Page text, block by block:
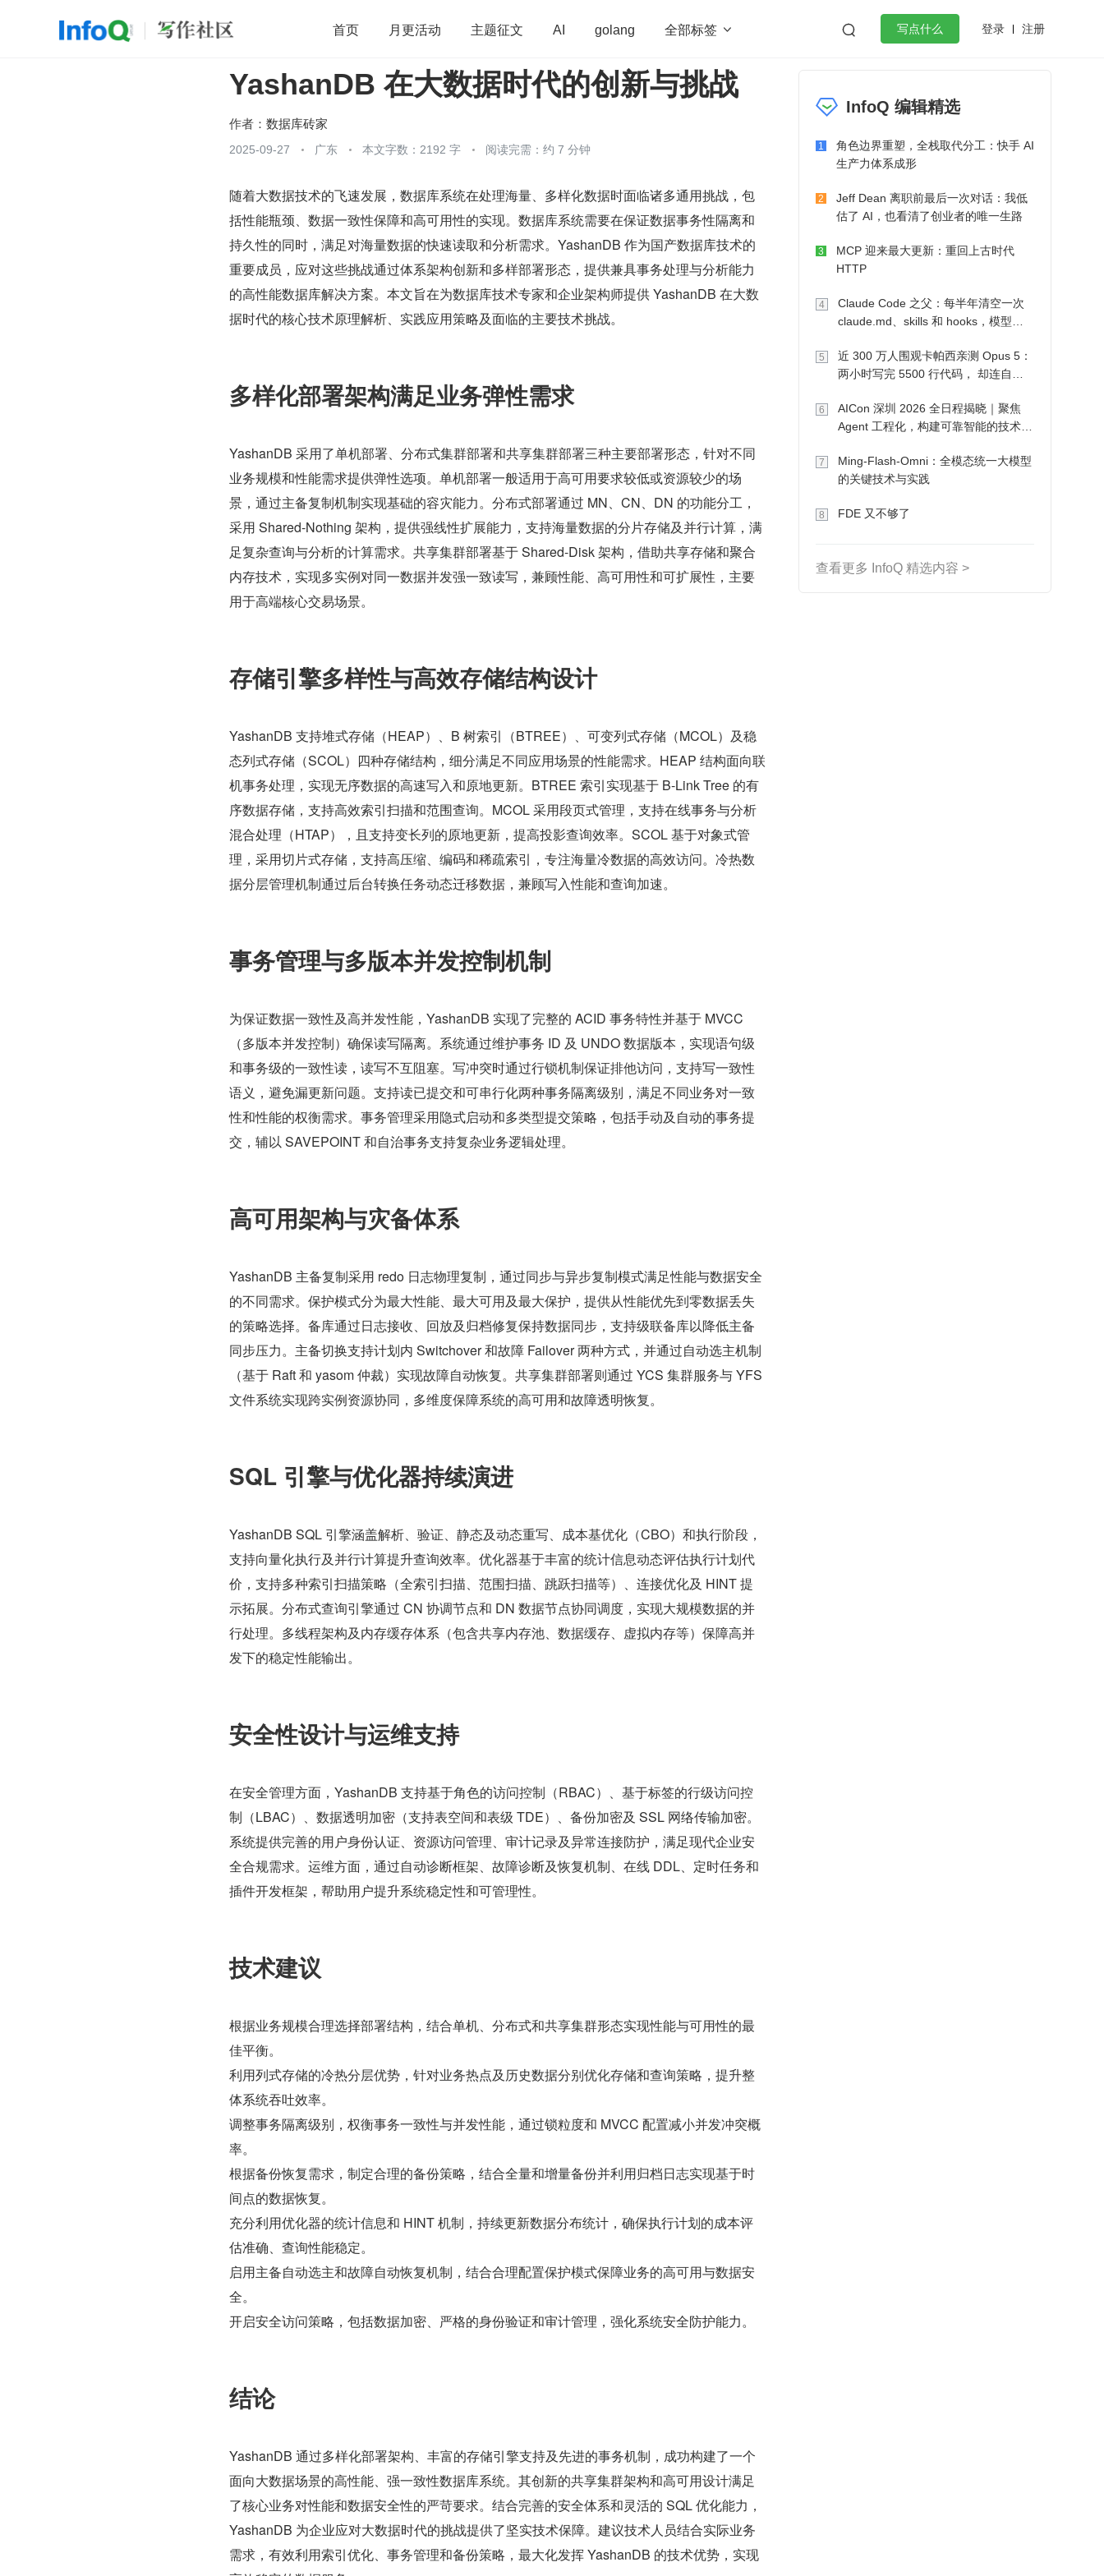
首页 月更活动 主题征文 AI golang 全部标签   写点什么 登录 注册
开源 架构 OpenHarmony 算法 学习方法 Web3.0 高效工作
团队管理 微服务架构 flutter
YashanDB 在大数据时代的创新与挑战
作者： 数据库砖家
2025-09-27 广东 本文字数：2192 字 阅读完需：约 7 分钟
随着大数据技术的飞速发展，数据库系统在处理海量、多样化数据时面临诸多通用挑战，包
括性能瓶颈、数据一致性保障和高可用性的实现。数据库系统需要在保证数据事务性隔离和
持久性的同时，满足对海量数据的快速读取和分析需求。YashanDB 作为国产数据库技术的
重要成员，应对这些挑战通过体系架构创新和多样部署形态，提供兼具事务处理与分析能力
的高性能数据库解决方案。本文旨在为数据库技术专家和企业架构师提供 YashanDB 在大数
据时代的核心技术原理解析、实践应用策略及面临的主要技术挑战。
多样化部署架构满足业务弹性需求
YashanDB 采用了单机部署、分布式集群部署和共享集群部署三种主要部署形态，针对不同
业务规模和性能需求提供弹性选项。单机部署一般适用于高可用要求较低或资源较少的场
景，通过主备复制机制实现基础的容灾能力。分布式部署通过 MN、CN、DN 的功能分工，
采用 Shared-Nothing 架构，提供强线性扩展能力，支持海量数据的分片存储及并行计算，满
足复杂查询与分析的计算需求。共享集群部署基于 Shared-Disk 架构，借助共享存储和聚合
内存技术，实现多实例对同一数据并发强一致读写，兼顾性能、高可用性和可扩展性，主要
用于高端核心交易场景。
存储引擎多样性与高效存储结构设计
YashanDB 支持堆式存储（HEAP）、B 树索引（BTREE）、可变列式存储（MCOL）及稳
态列式存储（SCOL）四种存储结构，细分满足不同应用场景的性能需求。HEAP 结构面向联
机事务处理，实现无序数据的高速写入和原地更新。BTREE 索引实现基于 B-Link Tree 的有
序数据存储，支持高效索引扫描和范围查询。MCOL 采用段页式管理，支持在线事务与分析
混合处理（HTAP），且支持变长列的原地更新，提高投影查询效率。SCOL 基于对象式管
理，采用切片式存储，支持高压缩、编码和稀疏索引，专注海量冷数据的高效访问。冷热数
据分层管理机制通过后台转换任务动态迁移数据，兼顾写入性能和查询加速。
事务管理与多版本并发控制机制
为保证数据一致性及高并发性能，YashanDB 实现了完整的 ACID 事务特性并基于 MVCC
（多版本并发控制）确保读写隔离。系统通过维护事务 ID 及 UNDO 数据版本，实现语句级
和事务级的一致性读，读写不互阻塞。写冲突时通过行锁机制保证排他访问，支持写一致性
语义，避免漏更新问题。支持读已提交和可串行化两种事务隔离级别，满足不同业务对一致
性和性能的权衡需求。事务管理采用隐式启动和多类型提交策略，包括手动及自动的事务提
交，辅以 SAVEPOINT 和自治事务支持复杂业务逻辑处理。
高可用架构与灾备体系
YashanDB 主备复制采用 redo 日志物理复制，通过同步与异步复制模式满足性能与数据安全
的不同需求。保护模式分为最大性能、最大可用及最大保护，提供从性能优先到零数据丢失
的策略选择。备库通过日志接收、回放及归档修复保持数据同步，支持级联备库以降低主备
同步压力。主备切换支持计划内 Switchover 和故障 Failover 两种方式，并通过自动选主机制
（基于 Raft 和 yasom 仲裁）实现故障自动恢复。共享集群部署则通过 YCS 集群服务与 YFS
文件系统实现跨实例资源协同，多维度保障系统的高可用和故障透明恢复。
SQL 引擎与优化器持续演进
YashanDB SQL 引擎涵盖解析、验证、静态及动态重写、成本基优化（CBO）和执行阶段，
支持向量化执行及并行计算提升查询效率。优化器基于丰富的统计信息动态评估执行计划代
价，支持多种索引扫描策略（全索引扫描、范围扫描、跳跃扫描等）、连接优化及 HINT 提
示拓展。分布式查询引擎通过 CN 协调节点和 DN 数据节点协同调度，实现大规模数据的并
行处理。多线程架构及内存缓存体系（包含共享内存池、数据缓存、虚拟内存等）保障高并
发下的稳定性能输出。
安全性设计与运维支持
在安全管理方面，YashanDB 支持基于角色的访问控制（RBAC）、基于标签的行级访问控
制（LBAC）、数据透明加密（支持表空间和表级 TDE）、备份加密及 SSL 网络传输加密。
系统提供完善的用户身份认证、资源访问管理、审计记录及异常连接防护，满足现代企业安
全合规需求。运维方面，通过自动诊断框架、故障诊断及恢复机制、在线 DDL、定时任务和
插件开发框架，帮助用户提升系统稳定性和可管理性。
技术建议
根据业务规模合理选择部署结构，结合单机、分布式和共享集群形态实现性能与可用性的最
佳平衡。
利用列式存储的冷热分层优势，针对业务热点及历史数据分别优化存储和查询策略，提升整
体系统吞吐效率。
调整事务隔离级别，权衡事务一致性与并发性能，通过锁粒度和 MVCC 配置减小并发冲突概
率。
根据备份恢复需求，制定合理的备份策略，结合全量和增量备份并利用归档日志实现基于时
间点的数据恢复。
充分利用优化器的统计信息和 HINT 机制，持续更新数据分布统计，确保执行计划的成本评
估准确、查询性能稳定。
启用主备自动选主和故障自动恢复机制，结合合理配置保护模式保障业务的高可用与数据安
全。
开启安全访问策略，包括数据加密、严格的身份验证和审计管理，强化系统安全防护能力。
结论
YashanDB 通过多样化部署架构、丰富的存储引擎支持及先进的事务机制，成功构建了一个
面向大数据场景的高性能、强一致性数据库系统。其创新的共享集群架构和高可用设计满足
了核心业务对性能和数据安全性的严苛要求。结合完善的安全体系和灵活的 SQL 优化能力，
YashanDB 为企业应对大数据时代的挑战提供了坚实技术保障。建议技术人员结合实际业务
需求，有效利用索引优化、事务管理和备份策略，最大化发挥 YashanDB 的技术优势，实现
InfoQ 编辑精选
1
角色边界重塑，全栈取代分工：快手 AI
生产力体系成形
2
Jeff Dean 离职前最后一次对话：我低
估了 AI，也看清了创业者的唯一生路
3
MCP 迎来最大更新：重回上古时代
HTTP
4
Claude Code 之父：每半年清空一次
claude.md、skills 和 hooks，模型自
5
近 300 万人围观卡帕西亲测 Opus 5：
两小时写完 5500 行代码， 却连自己
6
AICon 深圳 2026 全日程揭晓｜聚焦
Agent 工程化，构建可靠智能的技术路
7
Ming-Flash-Omni：全模态统一大模型
的关键技术与实践
8 FDE 又不够了
查看更多 InfoQ 精选内容 >